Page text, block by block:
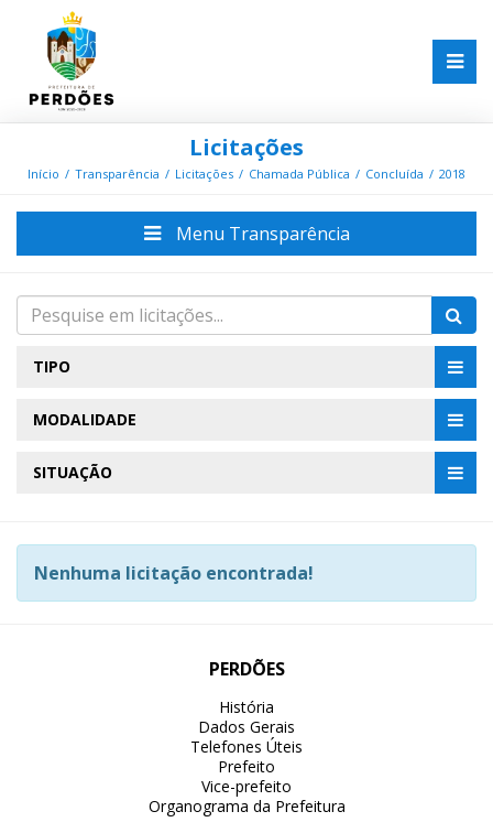
Licitações
Início Transparência Licitações Chamada Pública Concluída 2018
Menu Transparência
TIPO
MODALIDADE
SITUAÇÃO
Nenhuma licitação encontrada!
PERDÕES
História
Dados Gerais
Telefones Úteis
Prefeito
Vice-prefeito
Organograma da Prefeitura